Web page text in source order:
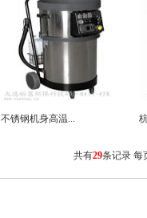
不锈钢机身高温...
共有29条记录 每